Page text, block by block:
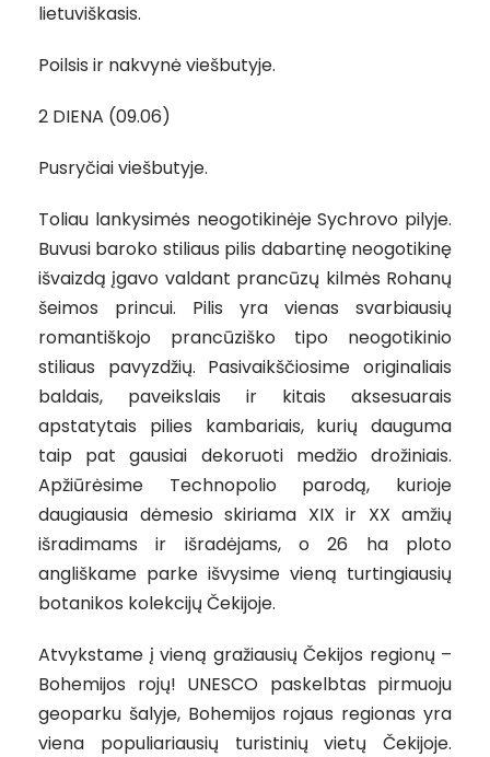
lietuviškasis.
Poilsis ir nakvynė viešbutyje.
2 DIENA (09.06)
Pusryčiai viešbutyje.
Toliau lankysimės neogotikinėje Sychrovo pilyje.
Buvusi baroko stiliaus pilis dabartinę neogotikinę
išvaizdą įgavo valdant prancūzų kilmės Rohanų
šeimos princui. Pilis yra vienas svarbiausių
romantiškojo prancūziško tipo neogotikinio
stiliaus pavyzdžių. Pasivaikščiosime originaliais
baldais, paveikslais ir kitais aksesuarais
apstatytais pilies kambariais, kurių dauguma
taip pat gausiai dekoruoti medžio drožiniais.
Apžiūrėsime Technopolio parodą, kurioje
daugiausia dėmesio skiriama XIX ir XX amžių
išradimams ir išradėjams, o 26 ha ploto
angliškame parke išvysime vieną turtingiausių
botanikos kolekcijų Čekijoje.
Atvykstame į vieną gražiausių Čekijos regionų –
Bohemijos rojų! UNESCO paskelbtas pirmuoju
geoparku šalyje, Bohemijos rojaus regionas yra
viena populiariausių turistinių vietų Čekijoje.